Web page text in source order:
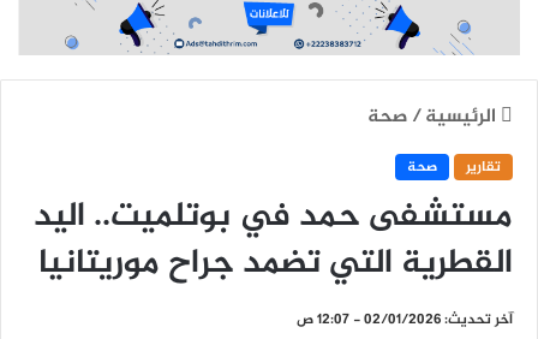
الرئيسية/صحة
تقارير صحة
مستشفى حمد في بوتلميت.. اليد
القطرية التي تضمد جراح موريتانيا
آخر تحديث: 02/01/2026 - 12:07 ص